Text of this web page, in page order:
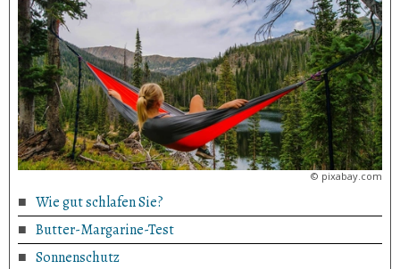
© pixabay.com
Wie gut schlafen Sie?
Butter-Margarine-Test
Sonnenschutz